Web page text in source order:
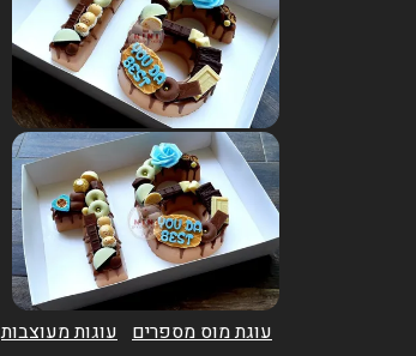
עוגת מוס מספרים עוגות מעוצבות